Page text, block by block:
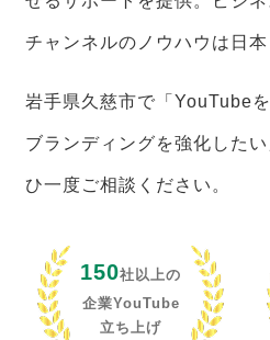
チャンネルのノウハウは日本
岩手県久慈市で「YouTube
ブランディングを強化した
ひ一度ご相談ください。
150社以上の
企業YouTube
立ち上げ